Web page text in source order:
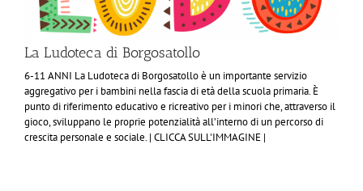
La Ludoteca di Borgosatollo
6-11 ANNI La Ludoteca di Borgosatollo è un importante servizio
aggregativo per i bambini nella fascia di età della scuola primaria. È
punto di riferimento educativo e ricreativo per i minori che, attraverso il
gioco, sviluppano le proprie potenzialità all’interno di un percorso di
crescita personale e sociale. | CLICCA SULL'IMMAGINE |